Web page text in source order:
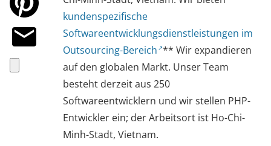
kundenspezifische
Softwareentwicklungsdienstleistungen im
Outsourcing-Bereich ** Wir expandieren
auf den globalen Markt. Unser Team
besteht derzeit aus 250
Softwareentwicklern und wir stellen PHP-
Entwickler ein; der Arbeitsort ist Ho-Chi-
Minh-Stadt, Vietnam.